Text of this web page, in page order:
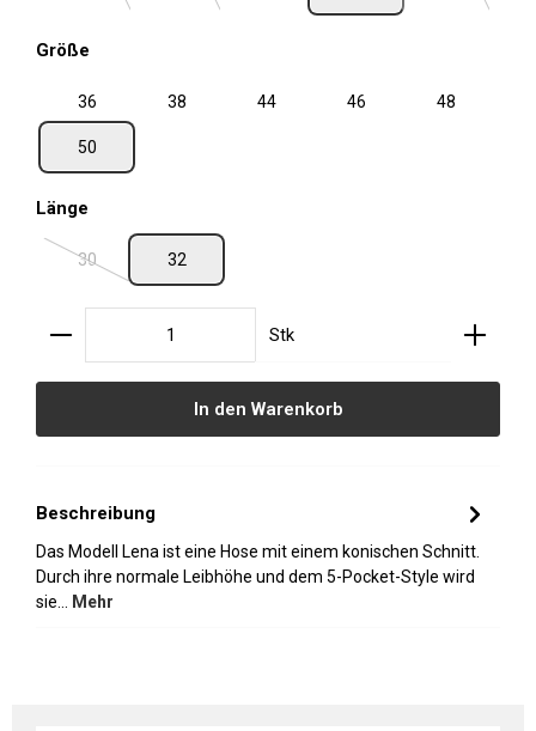
Größe
36 38 44 46 48
50
Länge
30(Diese Option ist zurzeit nicht verfügbar.)
32
Produkt Anzahl: Gib den gewünschten Wert ein
Stk
In den Warenkorb
Beschreibung
Das Modell Lena ist eine Hose mit einem konischen Schnitt.
Durch ihre normale Leibhöhe und dem 5-Pocket-Style wird
sie…
Mehr